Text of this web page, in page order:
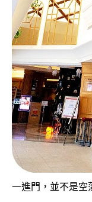
一進門，並不是空